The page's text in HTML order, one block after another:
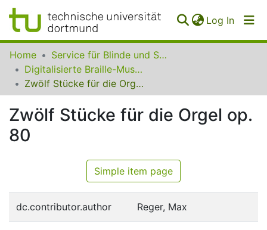
Log In
Communities
Collections
FAQ
Home
Service für Blinde und Sehbehinderte der UB Dortmund
Digitalisierte Braille-Musik-Matrizen des VzfB
Zwölf Stücke für die Orgel op. 80
Zwölf Stücke für die Orgel op.
80
Simple item page
dc.contributor.author Reger, Max